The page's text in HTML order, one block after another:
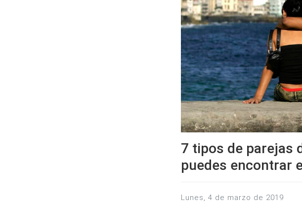
7 tipos de parejas
puedes encontrar
lunes, 4 de marzo de 2019